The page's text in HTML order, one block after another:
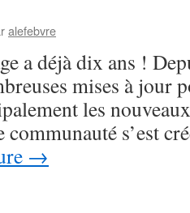
alefebvre
a déjà dix ans !
mises à jour
les
communauté s’est
→